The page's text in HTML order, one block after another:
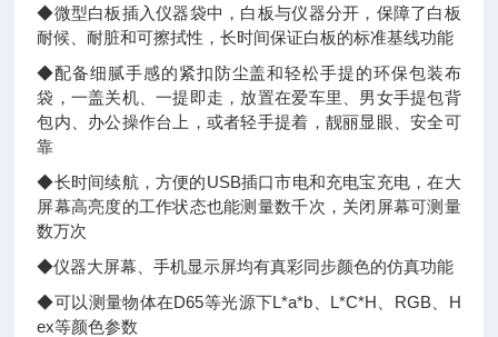
◆微型白板插入仪器袋中，白板与仪器分开，保障了白板
耐候、耐脏和可擦拭性，长时间保证白板的标准基线功能
◆配备细腻手感的紧扣防尘盖和轻松手提的环保包装布
袋，一盖关机、一提即走，放置在爱车里、男女手提包背
包内、办公操作台上，或者轻手提着，靓丽显眼、安全可
靠
◆长时间续航，方便的USB插口市电和充电宝充电，在大
屏幕高亮度的工作状态也能测量数千次，关闭屏幕可测量
数万次
◆仪器大屏幕、手机显示屏均有真彩同步颜色的仿真功能
◆可以测量物体在D65等光源下L*a*b、L*C*H、RGB、H
ex等颜色参数